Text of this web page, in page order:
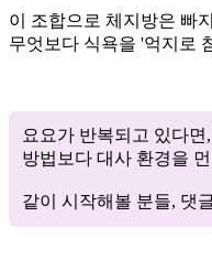
이 조합으로 체지방은 빠
무엇보다 식욕을 '억지로
요요가 반복되고 있다면,
방법보다 대사 환경을
같이 시작해볼 분들, 댓